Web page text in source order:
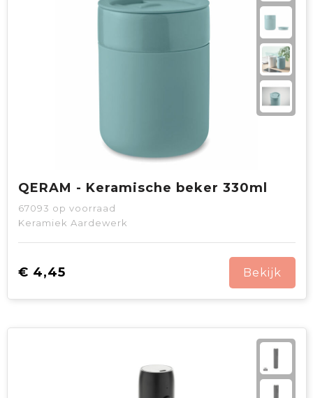
QERAM - Keramische beker 330ml
67093 op voorraad
Keramiek Aardewerk
€ 4,45 Bekijk